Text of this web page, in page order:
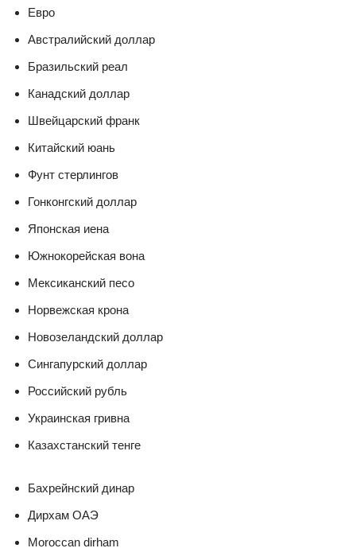
Евро
Австралийский доллар
Бразильский реал
Канадский доллар
Швейцарский франк
Китайский юань
Фунт стерлингов
Гонконгский доллар
Японская иена
Южнокорейская вона
Мексиканский песо
Норвежская крона
Новозеландский доллар
Сингапурский доллар
Российский рубль
Украинская гривна
Казахстанский тенге
Бахрейнский динар
Дирхам ОАЭ
Moroccan dirham